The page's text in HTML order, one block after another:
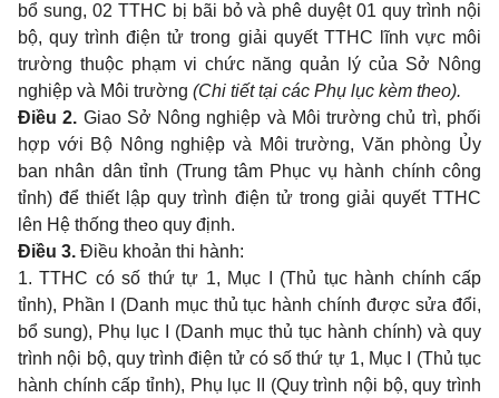
bổ sung, 02 TTHC bị bãi bỏ và phê duyệt 01 quy trình nội
bộ, quy trình điện tử trong giải quyết TTHC lĩnh vực môi
trường thuộc phạm vi chức năng quản lý của Sở Nông
nghiệp và Môi trường (Chi tiết tại các Phụ lục kèm theo).
Điều 2. Giao Sở Nông nghiệp và Môi trường chủ trì, phối
hợp với Bộ Nông nghiệp và Môi trường, Văn phòng Ủy
ban nhân dân tỉnh (Trung tâm Phục vụ hành chính công
tỉnh) để thiết lập quy trình điện tử trong giải quyết TTHC
lên Hệ thống theo quy định.
Điều 3. Điều khoản thi hành:
1. TTHC có số thứ tự 1, Mục I (Thủ tục hành chính cấp
tỉnh), Phần I (Danh mục thủ tục hành chính được sửa đổi,
bổ sung), Phụ lục I (Danh mục thủ tục hành chính) và quy
trình nội bộ, quy trình điện tử có số thứ tự 1, Mục I (Thủ tục
hành chính cấp tỉnh), Phụ lục II (Quy trình nội bộ, quy trình